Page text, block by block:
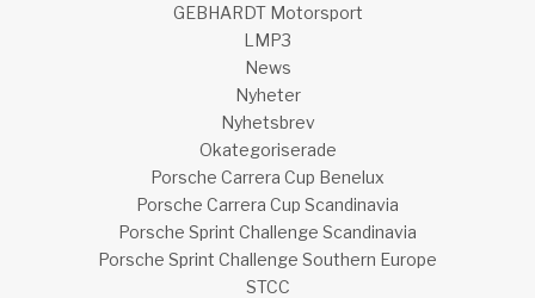
GEBHARDT Motorsport
LMP3
News
Nyheter
Nyhetsbrev
Okategoriserade
Porsche Carrera Cup Benelux
Porsche Carrera Cup Scandinavia
Porsche Sprint Challenge Scandinavia
Porsche Sprint Challenge Southern Europe
STCC